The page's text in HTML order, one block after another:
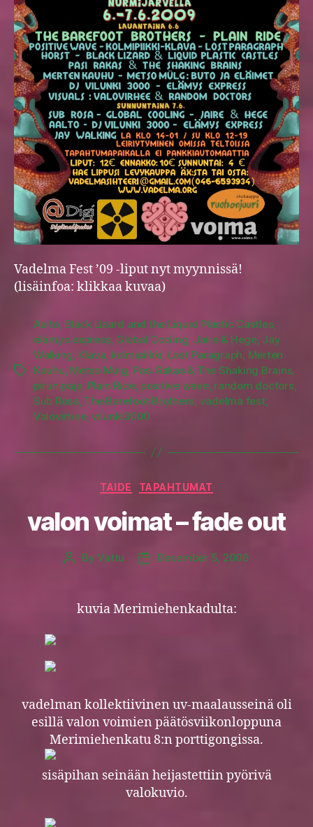
Vadelma Fest ’09 -liput nyt myynnissä!
(lisäinfoa: klikkaa kuvaa)
Tags
Aalto, Black Lizard and the Liquid Plastic Castles,
elämys express, Global Cooling Jaire & Hege, Jay
Walking Klava kolmipiikki Lost Paragraph Merten
Kauhu Metso Mülg Pasi Rakas & The Shaking Brains,
pirun paja Plain Ride, positive wave, random doctors,
Sub Rosa The Barefoot Brothers vadelma fest
Valovirhee, vilunki3000
Categories
TAIDE TAPAHTUMAT
valon voimat – fade out
PostByVattu
PostDecember 5, 2006
kuvia Merimiehenkadulta:
vadelman kollektiivinen uv-maalausseinä oli
esillä valon voimien päätösviikonloppuna
Merimiehenkatu 8:n porttigongissa.
sisäpihan seinään heijastettiin pyörivä
valokuvio.